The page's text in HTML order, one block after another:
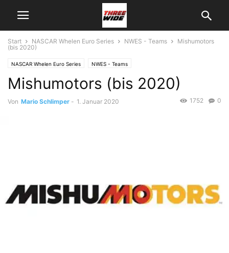
Start NASCAR Whelen Euro Series NWES - Teams
Mishumotors
(bis 2020)
NASCAR Whelen Euro Series NWES - Teams
Mishumotors (bis 2020)
Von Mario Schlimper - 1. Januar 2020 0
1752